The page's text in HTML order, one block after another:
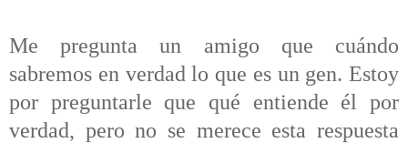
Me pregunta un amigo que cuándo
sabremos en verdad lo que es un gen. Estoy
por preguntarle que qué entiende él por
verdad, pero no se merece esta respuesta